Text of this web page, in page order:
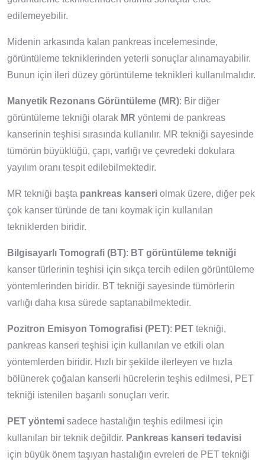
edilemeyebilir.
Midenin arkasında kalan pankreas incelemesinde,
görüntüleme tekniklerinden yeterli sonuçlar alınamayabilir.
Bunun için ileri düzey görüntüleme teknikleri kullanılmalıdır.
Manyetik Rezonans Görüntüleme (MR): Bir diğer
görüntüleme tekniği olarak MR yöntemi de pankreas
kanserinin teşhisi sırasında kullanılır. MR tekniği sayesinde
tümörün büyüklüğü, çapı, varlığı ve çevredeki dokulara
yayılım oranı tespit edilebilmektedir.
MR tekniği başta pankreas kanseri olmak üzere, diğer pek
çok kanser türünde de tanı koymak için kullanılan
tekniklerden biridir.
Bilgisayarlı Tomografi (BT): BT görüntüleme tekniği
kanser türlerinin teşhisi için sıkça tercih edilen görüntüleme
yöntemlerinden biridir. BT tekniği sayesinde tümörlerin
varlığı daha kısa sürede saptanabilmektedir.
Pozitron Emisyon Tomografisi (PET): PET tekniği,
pankreas kanseri teşhisi için kullanılan ve etkili olan
yöntemlerden biridir. Hızlı bir şekilde ilerleyen ve hızla
bölünerek çoğalan kanserli hücrelerin teşhis edilmesi, PET
tekniği istenilen başarılı sonuçları verir.
PET yöntemi sadece hastalığın teşhis edilmesi için
kullanılan bir teknik değildir. Pankreas kanseri tedavisi
için büyük önem taşıyan hastalığın evreleri de PET tekniği